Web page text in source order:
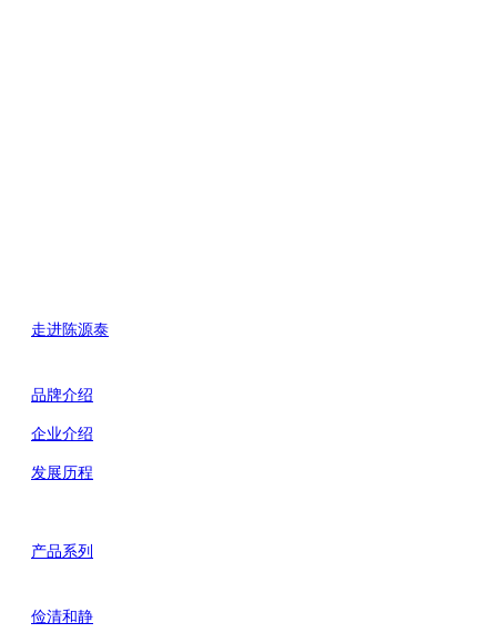
走进陈源泰
品牌介绍
企业介绍
发展历程
产品系列
俭清和静